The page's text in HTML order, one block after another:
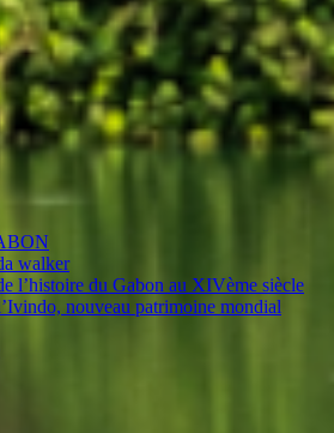
walker
l’histoire du Gabon au XIVème siècle
nouveau patrimoine mondial